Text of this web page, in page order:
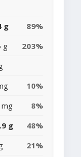
g
89%
g
203%
10%
8%
g
48%
21%